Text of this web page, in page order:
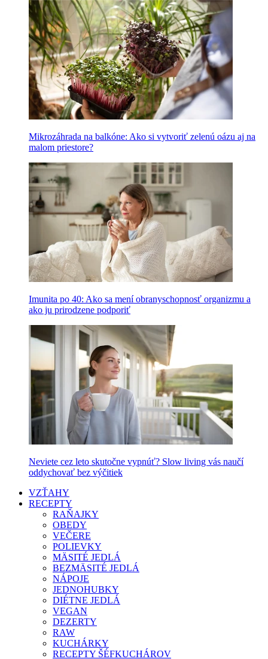
Mikrozáhrada na balkóne: Ako si vytvoriť zelenú oázu aj na
malom priestore?
Imunita po 40: Ako sa mení obranyschopnosť organizmu a
ako ju prirodzene podporiť
Neviete cez leto skutočne vypnúť? Slow living vás naučí
oddychovať bez výčitiek
VZŤAHY
RECEPTY
RAŇAJKY
OBEDY
VEČERE
POLIEVKY
MÄSITÉ JEDLÁ
BEZMÄSITÉ JEDLÁ
NÁPOJE
JEDNOHUBKY
DIÉTNE JEDLÁ
VEGAN
DEZERTY
RAW
KUCHÁRKY
RECEPTY ŠÉFKUCHÁROV